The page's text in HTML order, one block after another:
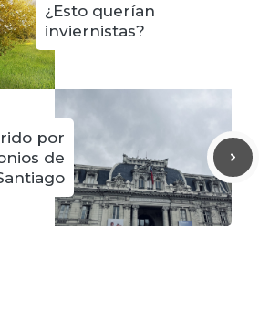
¿Esto querían
inviernistas?
por
de